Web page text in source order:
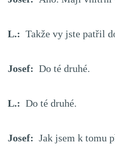
L.: Takže vy jste patřil
Josef: Do té druhé.
L.: Do té druhé.
Josef: Jak jsem k tomu